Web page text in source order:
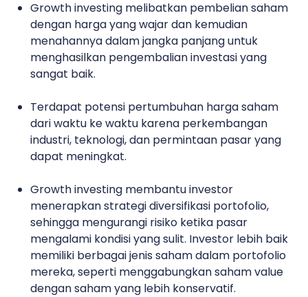
Growth investing melibatkan pembelian saham
dengan harga yang wajar dan kemudian
menahannya dalam jangka panjang untuk
menghasilkan pengembalian investasi yang
sangat baik.
Terdapat potensi pertumbuhan harga saham
dari waktu ke waktu karena perkembangan
industri, teknologi, dan permintaan pasar yang
dapat meningkat.
Growth investing membantu investor
menerapkan strategi diversifikasi portofolio,
sehingga mengurangi risiko ketika pasar
mengalami kondisi yang sulit. Investor lebih baik
memiliki berbagai jenis saham dalam portofolio
mereka, seperti menggabungkan saham value
dengan saham yang lebih konservatif.